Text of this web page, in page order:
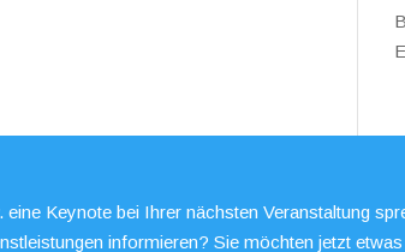
Keynote bei Ihrer nächsten Veranstaltung
informieren? Sie möchten jetzt